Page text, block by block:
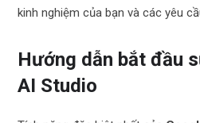
kinh nghiệm của bạn và các yêu
Hướng dẫn bắt đầu
AI Studio